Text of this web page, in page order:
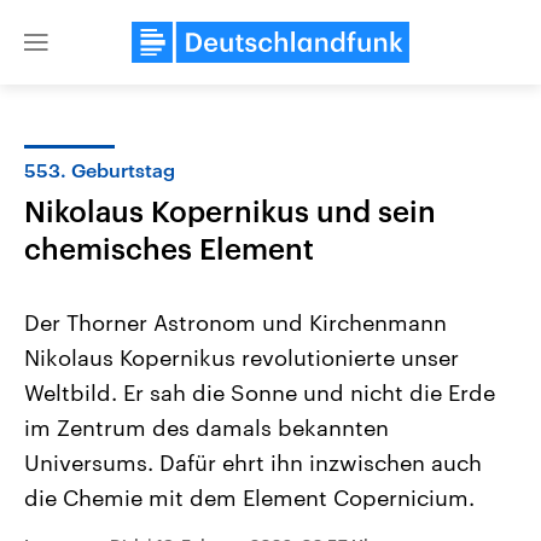
Close
Landtagswahl Sachsen-Anhalt
2026
Alle Informationen
September 2026 einen neuen
Bundesland von einer Koalition aus
USA
Aktuelle Beiträge,
Hintergründe
gehören die Vereinigten
mit großem Einfluss auf
553. Geburtstag
Nikolaus Kopernikus und sein
chemisches Element
Der Thorner Astronom und Kirchenmann
Nikolaus Kopernikus revolutionierte unser
Weltbild. Er sah die Sonne und nicht die Erde
im Zentrum des damals bekannten
Universums. Dafür ehrt ihn inzwischen auch
die Chemie mit dem Element Copernicium.